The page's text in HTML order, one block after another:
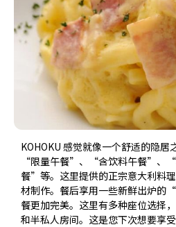
KOHOKU 感觉就像一个舒适的隐居
“限量午餐”、“含饮料午餐”、
餐”等。这里提供的正宗意大利料
材制作。餐后享用一些新鲜出炉
餐更加完美。这里有多种座位选择
和半私人房间。这是您下次想要享